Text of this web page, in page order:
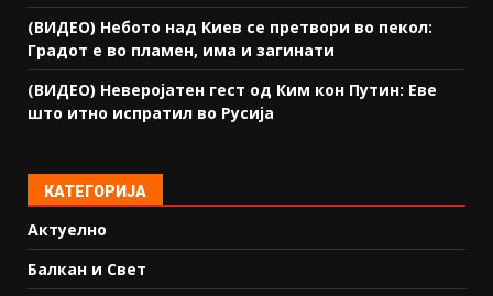
(ВИДЕО) Небото над Киев се претвори во пекол:
Градот е во пламен, има и загинати
(ВИДЕО) Неверојатен гест од Ким кон Путин: Еве
што итно испратил во Русија
КАТЕГОРИЈА
Актуелно
Балкан и Свет